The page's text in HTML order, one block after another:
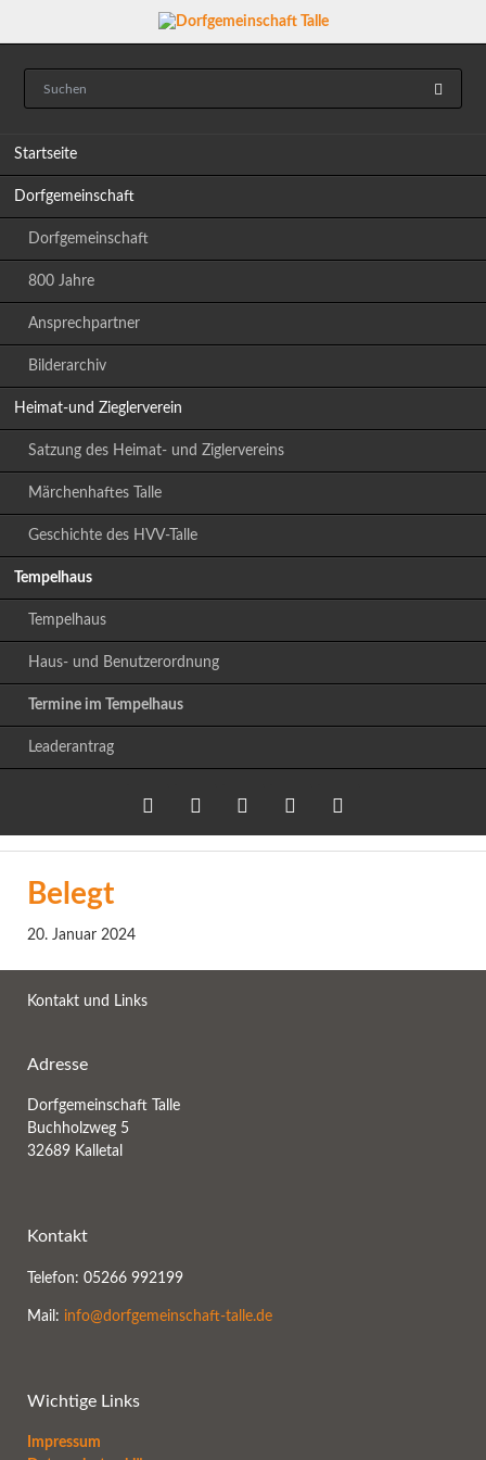
Startseite
Dorfgemeinschaft
Dorfgemeinschaft
800 Jahre
Ansprechpartner
Bilderarchiv
Heimat-und Zieglerverein
Satzung des Heimat- und Ziglervereins
Märchenhaftes Talle
Geschichte des HVV-Talle
Tempelhaus
Tempelhaus
Haus- und Benutzerordnung
Termine im Tempelhaus
Leaderantrag
Belegt
20. Januar 2024
Kontakt und Links
Adresse
Dorfgemeinschaft Talle
Buchholzweg 5
32689 Kalletal
Kontakt
Telefon: 05266 992199
Mail: info@dorfgemeinschaft-talle.de
Wichtige Links
Impressum